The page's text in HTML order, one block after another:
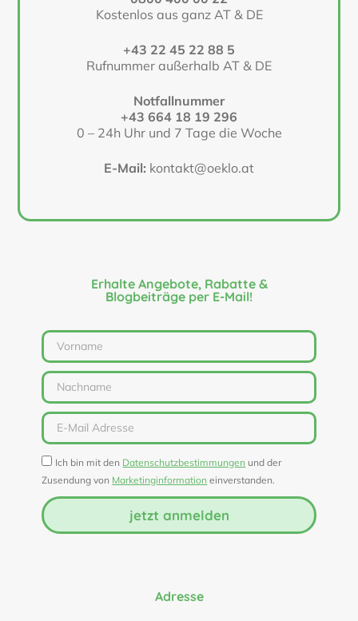
Kostenlos aus ganz AT & DE
+43 22 45 22 88 5
Rufnummer außerhalb AT & DE
Notfallnummer
+43 664 18 19 296
0 – 24h Uhr und 7 Tage die Woche
E-Mail: kontakt@oeklo.at
Erhalte Angebote, Rabatte &
Blogbeiträge per E-Mail!
Ich bin mit den Datenschutzbestimmungen und der
Zusendung von Marketinginformation einverstanden.
jetzt anmelden
Adresse